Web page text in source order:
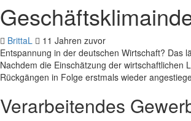
BrittaL
11 Jahren zuvor
Entspannung in der deutschen Wirtschaft? Das
Nachdem die Einschätzung der
Rückgängen in Folge erstmals wieder
Verarbeitendes